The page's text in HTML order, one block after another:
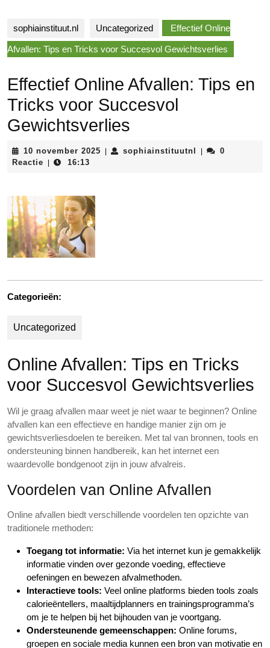
sophiainstituut.nl Uncategorized Effectief Online
Afvallen: Tips en Tricks voor Succesvol Gewichtsverlies
Effectief Online Afvallen: Tips en
Tricks voor Succesvol
Gewichtsverlies
10 november 2025 10
sophiainstituutnl sophiainstituutnl
0
Reactie
16:13
Categorieën:
Uncategorized
Online Afvallen: Tips en Tricks
voor Succesvol Gewichtsverlies
Wil je graag afvallen maar weet je niet waar te beginnen? Online
afvallen kan een effectieve en handige manier zijn om je
gewichtsverliesdoelen te bereiken. Met tal van bronnen, tools en
ondersteuning binnen handbereik, kan het internet een
waardevolle bondgenoot zijn in jouw afvalreis.
Voordelen van Online Afvallen
Online afvallen biedt verschillende voordelen ten opzichte van
traditionele methoden:
Toegang tot informatie: Via het internet kun je gemakkelijk
informatie vinden over gezonde voeding, effectieve
oefeningen en bewezen afvalmethoden.
Interactieve tools: Veel online platforms bieden tools zoals
calorieëntellers, maaltijdplanners en trainingsprogramma’s
om je te helpen bij het bijhouden van je voortgang.
Ondersteunende gemeenschappen: Online forums,
groepen en sociale media kunnen een bron van motivatie en